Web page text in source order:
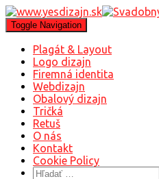
Toggle Navigation
Plagát & Layout
Logo dizajn
Firemná identita
Webdizajn
Obalový dizajn
Tričká
Retuš
O nás
Kontakt
Cookie Policy
Hľadať: